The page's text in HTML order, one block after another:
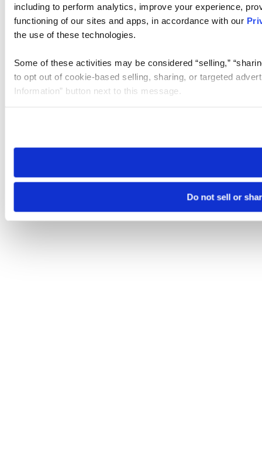
including to perform analytics, improve your experience,
functioning of our sites and apps, in accordance with our
the use of these technologies.
Some of these activities may be considered “selling,”
to opt out of cookie-based selling, sharing, or targeted
Information” button next to this message.
need to be set again.
Do not sell or